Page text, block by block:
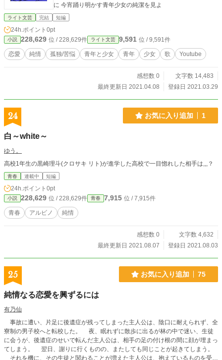
に 今宵踊り明かす青年少女の純潔を見よ
ライト文芸 完結 短編
24h.ポイント 0pt
小説 228,629 位 / 228,629件 ライト文芸 9,591 位 / 9,591件
恋愛 純情 孤独/苦悩 青年と少女 青年 少女 歌 Youtube
感想数 0
文字数 14,483
最終更新日 2021.04.08
登録日 2021.03.29
24 お気に入り追加 1
白～white～
ゆう。
高校1年生の黒崎理斗(クロサキ リト)が進学した高校で一目惚れした相手は,,,？
青春 連載中 短編
24h.ポイント 0pt
小説 228,629 位 / 228,629件 青春 7,915 位 / 7,915件
青春 アルビノ 純情
感想数 0
文字数 4,632
最終更新日 2021.08.07
登録日 2021.08.03
25 お気に入り追加 75
純情なる恋愛を興ずるには
有乃仙
事故に遭い、片足に後遺症が残ってしまった主人公は、陰口に耐えられず、全
寮制の男子校へと転校した。 夜、眠れずに散歩に出るが林の中で迷い、生徒
に会うが、後遺症のせいで転んだ主人公は、相手の足の付け根の間に顔が埋まっ
てしまう。 翌日、謝りに行くものの、またしても同じことが起きてしまう。
それを機に、その生徒と関わることが増えた主人公は、抱えているものを受け